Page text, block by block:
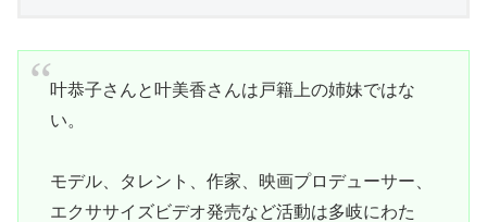
叶恭子さんと叶美香さんは戸籍上の姉妹ではな
い。
モデル、タレント、作家、映画プロデューサー、
エクササイズビデオ発売など活動は多岐にわた